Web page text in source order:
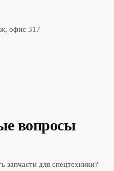
офис 317
вопросы
запчасти для спецтехники?